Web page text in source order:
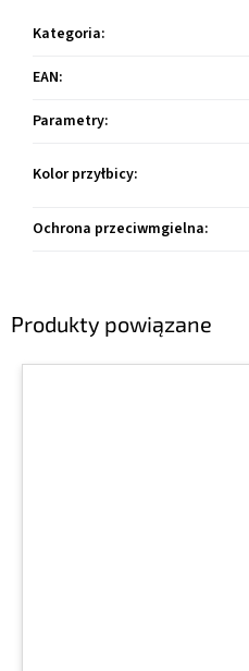
Produkty powiązane
Kategoria:
EAN:
Parametry:
Kolor przyłbicy:
Ochrona przeciwmgielna: